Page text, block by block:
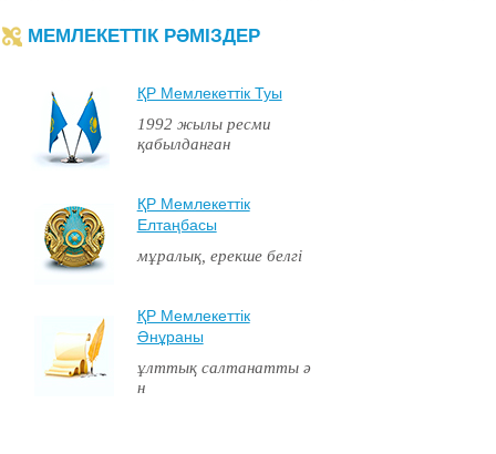
МЕМЛЕКЕТТІК РӘМІЗДЕР
ҚР Мемлекеттiк Туы
1992 жылы ресми
қабылданған
ҚР Мемлекеттiк
Елтаңбасы
мұралық, ерекше белгі
ҚР Мемлекеттiк
Әнұраны
ұлттық салтанатты ә
н